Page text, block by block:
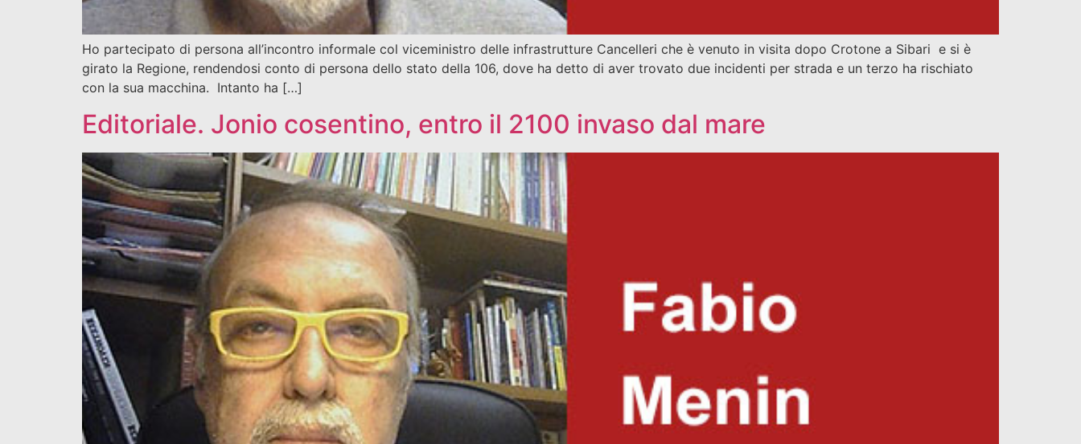
Ho partecipato di persona all’incontro informale col viceministro delle infrastrutture Cancelleri che è venuto in visita dopo Crotone a Sibari e si è
girato la Regione, rendendosi conto di persona dello stato della 106, dove ha detto di aver trovato due incidenti per strada e un terzo ha rischiato
con la sua macchina. Intanto ha […]
Editoriale. Jonio cosentino, entro il 2100 invaso dal mare